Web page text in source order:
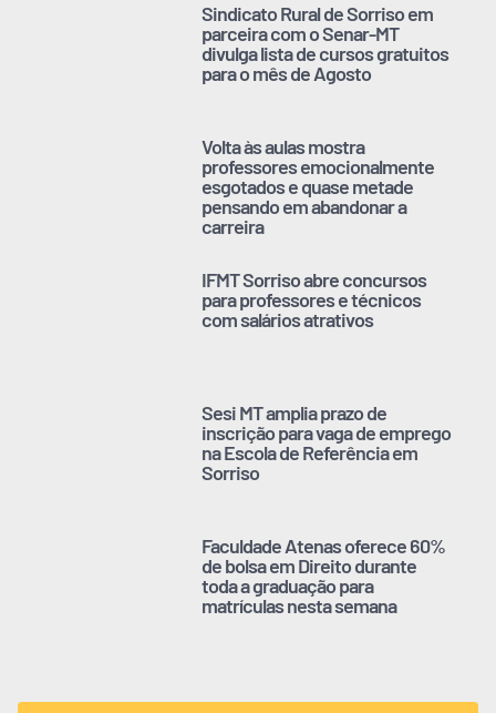
Sindicato Rural de Sorriso em
parceira com o Senar-MT
divulga lista de cursos gratuitos
para o mês de Agosto
Volta às aulas mostra
professores emocionalmente
esgotados e quase metade
pensando em abandonar a
carreira
IFMT Sorriso abre concursos
para professores e técnicos
com salários atrativos
Sesi MT amplia prazo de
inscrição para vaga de emprego
na Escola de Referência em
Sorriso
Faculdade Atenas oferece 60%
de bolsa em Direito durante
toda a graduação para
matrículas nesta semana